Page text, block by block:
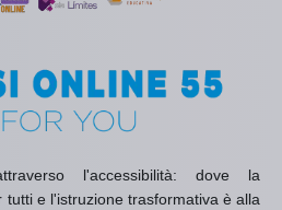
l'accessibilità: dove la
e l'istruzione trasformativa è alla